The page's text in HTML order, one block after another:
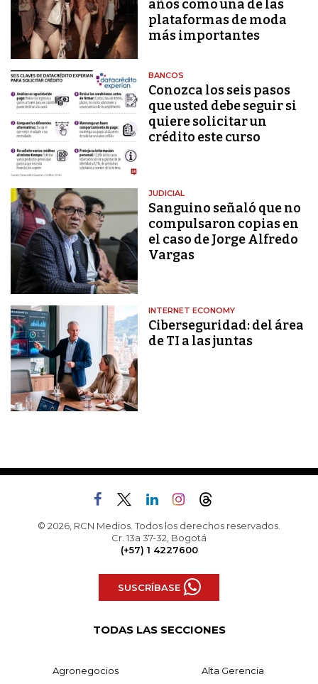
años como una de las
plataformas de moda
más importantes
BANCOS
Conozca los seis pasos
que usted debe seguir si
quiere solicitar un
crédito este curso
JUDICIAL
Sanguino señaló que no
compulsaron copias en
el caso de Jorge Alfredo
Vargas
INTERNET ECONOMY
Ciberseguridad: del área
de TI a las juntas
© 2026, RCN Medios. Todos los derechos reservados.
Cr. 13a 37-32, Bogotá
(+57) 1 4227600
SUSCRÍBASE
TODAS LAS SECCIONES
Agronegocios Alta Gerencia